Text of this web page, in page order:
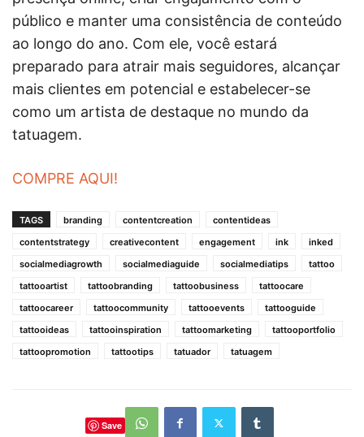
público e manter uma consistência de conteúdo
ao longo do ano. Com ele, você estará
preparado para atrair mais seguidores, alcançar
mais clientes em potencial e estabelecer-se
como um artista de destaque no mundo da
tatuagem.
COMPRE AQUI!
TAGS branding contentcreation
contentideas
contentstrategy
creativecontent engagement ink
inked
socialmediagrowth
socialmediaguide socialmediatips
tattoo
tattooartist
tattoobranding tattoobusiness
tattoocare
tattoocareer
tattoocommunity tattooevents
tattooguide
tattooideas
tattooinspiration tattoomarketing
tattooportfolio
tattoopromotion
tattootips tatuador tatuagem
Save